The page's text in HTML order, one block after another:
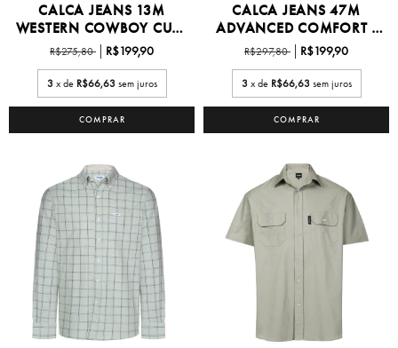
CALCA JEANS 13M
WESTERN COWBOY CUT -
13M...
R$275,80 R$199,90
3 x de R$66,63 sem juros
COMPRAR
CALCA JEANS 47M
ADVANCED COMFORT -
47MAC...
R$297,80 R$199,90
3 x de R$66,63 sem juros
COMPRAR